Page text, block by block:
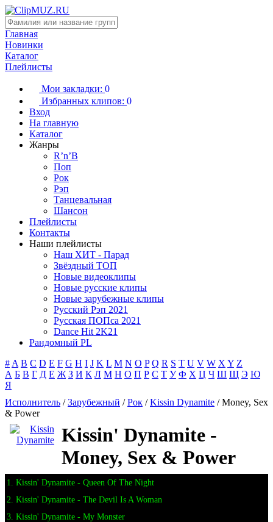
Главная
Новинки
Каталог
Плейлисты
Мои закладки: 0
Избранных клипов: 0
Вход
На главную
Каталог
Жанры
R’n’B
Поп
Рок
Рэп
Танцевальная
Шансон
Плейлисты
Контакты
Наши плейлисты
Наш ХИТ - Парад
Звёздный ТОП
Новые видеоклипы
Новые русские клипы
Новые зарубежные клипы
Русский Рэп 2021
Русская ПОПса 2021
Dance Hit 2K21
Рандомный PL
# A B C D E F G H I J K L M N O P Q R S T U V W X Y Z
А Б В Г Д Е Ж З И К Л М Н О П Р С Т У Ф Х Ц Ч Ш Щ Э Ю
Я
Исполнитель /Зарубежный /Рок /Kissin Dynamite / Money, Sex
& Power
Kissin' Dynamite -
Money, Sex & Power
1. Kissin' Dynamite - Queen Of The Night
2. Kissin' Dynamite - The Devil Is A Woman
3. Kissin' Dynamite - My Monster